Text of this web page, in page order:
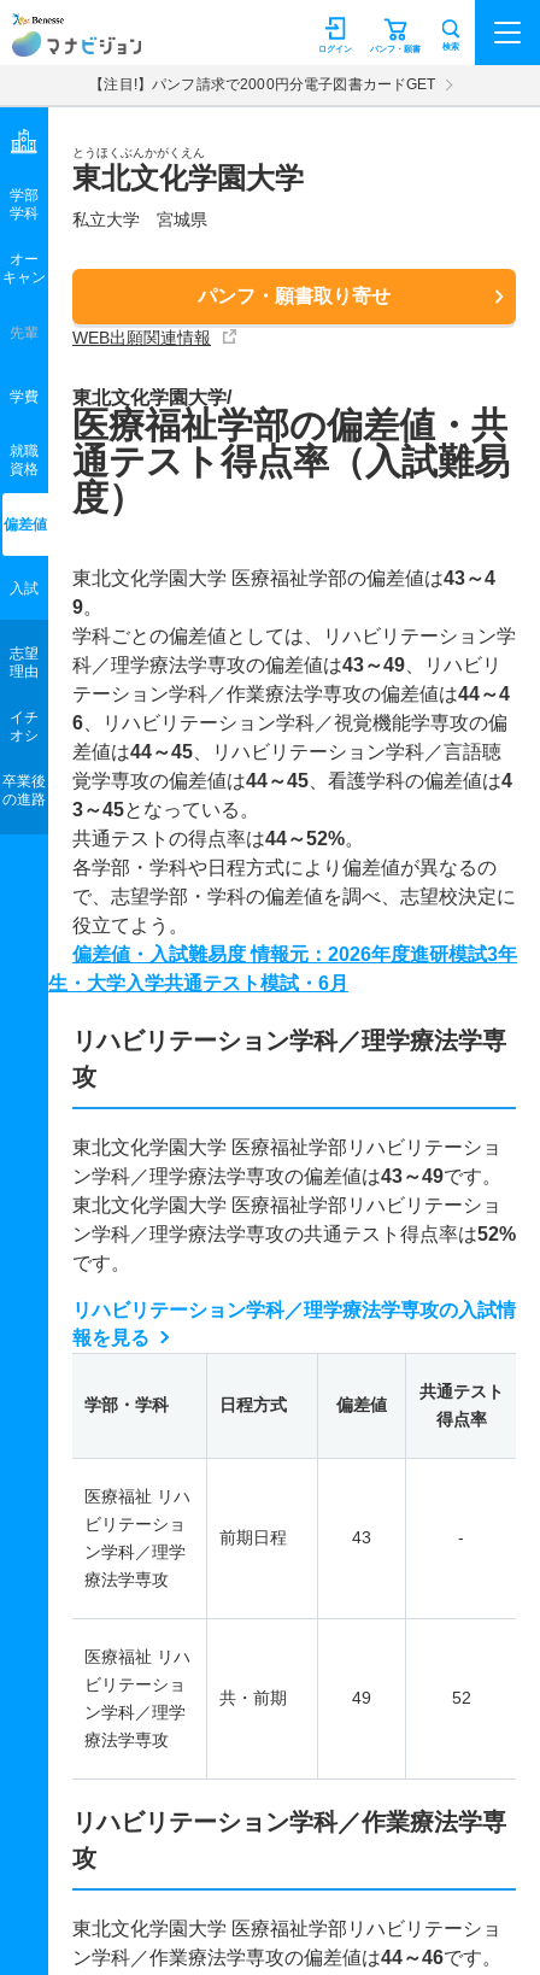
マナビジョン パンフ・願書
ログイン 検索
【注目!】パンフ請求で2000円分電子図書カードGET
とうほくぶんかがくえん
東北文化学園大学
私立大学 宮城県
パンフ・願書取り寄せ
WEB出願関連情報
学部
学科
オー
キャン
先輩
学費
就職
資格
偏差値
入試
志望
理由
イチ
オシ
卒業後
の進路
東北文化学園大学/
医療福祉学部の偏差値・共
通テスト得点率（入試難易
度）
東北文化学園大学 医療福祉学部の偏差値は43～4
9。
学科ごとの偏差値としては、リハビリテーション学
科／理学療法学専攻の偏差値は43～49 、リハビリ
テーション学科／作業療法学専攻の偏差値は44～4
6 、リハビリテーション学科／視覚機能学専攻の偏
差値は44～45 、リハビリテーション学科／言語聴
覚学専攻の偏差値は44～45 、看護学科の偏差値は4
3～45となっている。
共通テストの得点率は44～52%。
各学部・学科や日程方式により偏差値が異なるの
で、志望学部・学科の偏差値を調べ、志望校決定に
役立てよう。
偏差値・入試難易度 情報元：2026年度進研模試3年
生・大学入学共通テスト模試・6月
リハビリテーション学科／理学療法学専
攻
東北文化学園大学 医療福祉学部リハビリテーショ
ン学科／理学療法学専攻の偏差値は43～49です。
東北文化学園大学 医療福祉学部リハビリテーショ
ン学科／理学療法学専攻の共通テスト得点率は52%
です。
リハビリテーション学科／理学療法学専攻の入試情
報を見る
学部・学科 日程方式 偏差値
共通テスト
得点率
医療福祉 リハ
ビリテーショ
ン学科／理学
療法学専攻
前期日程 43 -
医療福祉 リハ
ビリテーショ
ン学科／理学
療法学専攻
共・前期 49 52
リハビリテーション学科／作業療法学専
攻
東北文化学園大学 医療福祉学部リハビリテーショ
ン学科／作業療法学専攻の偏差値は44～46です。